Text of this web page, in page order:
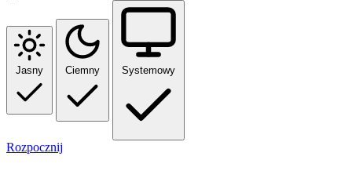
Jasny Ciemny Systemowy
Rozpocznij